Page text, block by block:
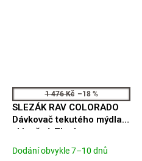
1 476 Kč –18 %
SLEZÁK RAV COLORADO
Dávkovač tekutého mýdla
skleněný, Zlatá -
kartáčovaná COA0303ZK
Dodání obvykle 7–10 dnů